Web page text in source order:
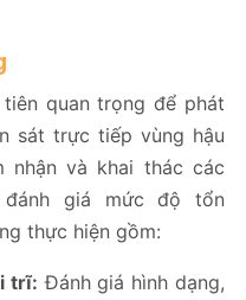
quan trọng để phát
sát trực tiếp vùng hậu
nhận và khai thác các
giá mức độ tổn
thực hiện gồm:
trĩ: Đánh giá hình dạng,